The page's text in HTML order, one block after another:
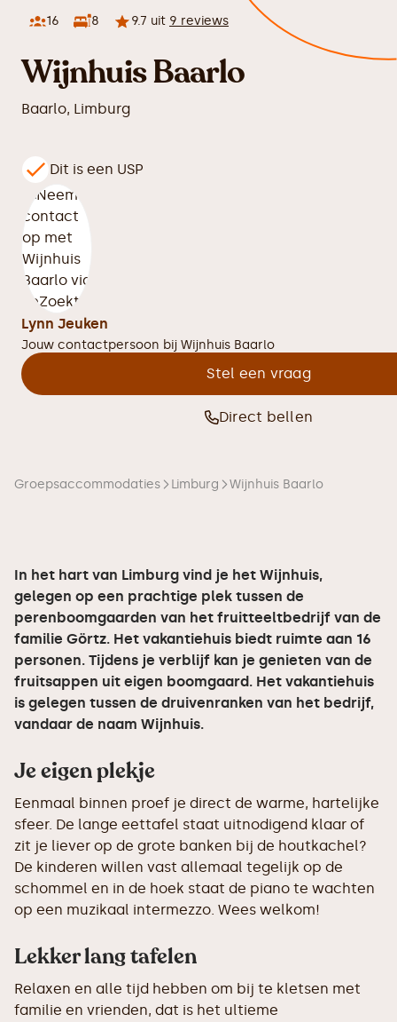
16 8 9.7 uit 9 reviews
Wijnhuis Baarlo
Baarlo, Limburg
Dit is een USP
Lynn Jeuken
Jouw contactpersoon bij Wijnhuis Baarlo
Stel een vraag
Direct bellen
Groepsaccommodaties Limburg Wijnhuis Baarlo
In het hart van Limburg vind je het Wijnhuis,
gelegen op een prachtige plek tussen de
perenboomgaarden van het fruitteeltbedrijf van de
familie Görtz. Het vakantiehuis biedt ruimte aan 16
personen. Tijdens je verblijf kan je genieten van de
fruitsappen uit eigen boomgaard. Het vakantiehuis
is gelegen tussen de druivenranken van het bedrijf,
vandaar de naam Wijnhuis.
Je eigen plekje
Eenmaal binnen proef je direct de warme, hartelijke
sfeer. De lange eettafel staat uitnodigend klaar of
zit je liever op de grote banken bij de houtkachel?
De kinderen willen vast allemaal tegelijk op de
schommel en in de hoek staat de piano te wachten
op een muzikaal intermezzo. Wees welkom!
Lekker lang tafelen
Relaxen en alle tijd hebben om bij te kletsen met
familie en vrienden, dat is het ultieme